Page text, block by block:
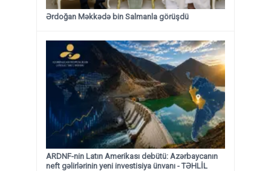
Ərdoğan Məkkədə bin Salmanla görüşdü
ARDNF-nin Latın Amerikası debütü: Azərbaycanın
neft gəlirlərinin yeni investisiya ünvanı - TƏHLİL